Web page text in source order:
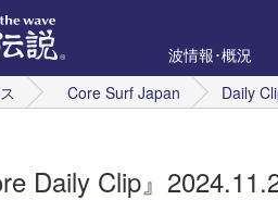
波情報･概況
Core Surf Japan Daily
Daily Clip』